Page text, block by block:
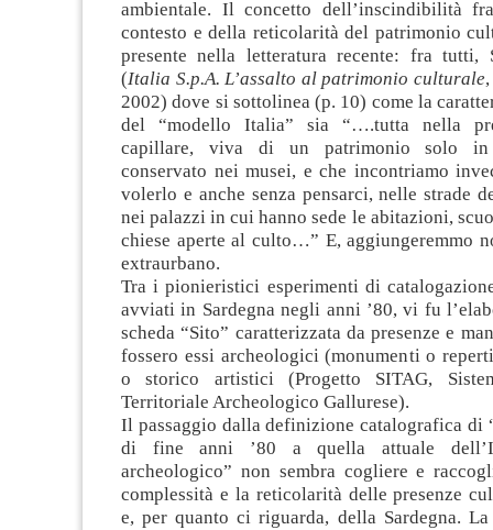
ambientale. Il concetto dell’inscindibilità
contesto e della reticolarità del patrimonio
presente nella letteratura recente: fra tutti,
(Italia S.p.A. L’assalto al patrimonio culturale
2002) dove si sottolinea (p. 10) come la
del “modello Italia” sia “….tutta nella
capillare, viva di un patrimonio solo in
conservato nei musei, e che incontriamo
volerlo e anche senza pensarci, nelle strade
nei palazzi in cui hanno sede le abitazioni,
chiese aperte al culto…” E, aggiungeremmo
extraurbano.
Tra i pionieristici esperimenti di
avviati in Sardegna negli anni ’80, vi fu
scheda “Sito” caratterizzata da presenze e
fossero essi archeologici (monumenti o
o storico artistici (Progetto SITAG,
Territoriale Archeologico Gallurese).
Il passaggio dalla definizione catalografica di
di fine anni ’80 a quella attuale
archeologico” non sembra cogliere e
complessità e la reticolarità delle presenze
e, per quanto ci riguarda, della Sardegna.